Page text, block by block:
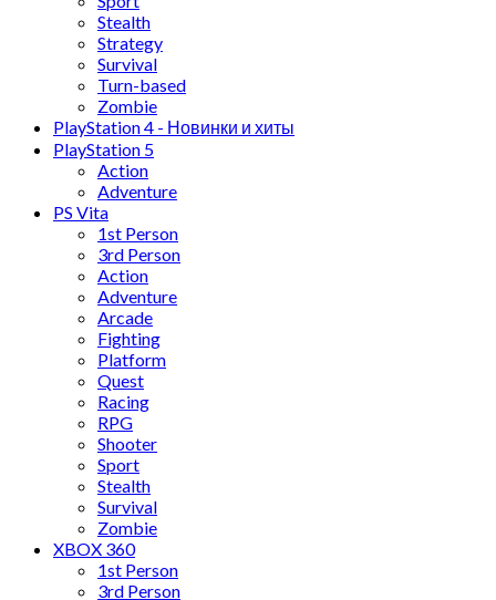
Stealth
Strategy
Survival
Turn-based
Zombie
PlayStation 4 - Новинки и хиты
PlayStation 5
Action
Adventure
PS Vita
1st Person
3rd Person
Action
Adventure
Arcade
Fighting
Platform
Quest
Racing
RPG
Shooter
Sport
Stealth
Survival
Zombie
XBOX 360
1st Person
3rd Person